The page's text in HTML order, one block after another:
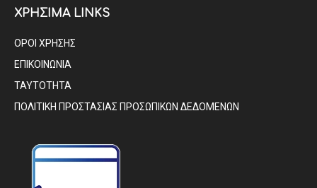
ΧΡΗΣΙΜΑ LINKS
ΟΡΟΙ ΧΡΗΣΗΣ
ΕΠΙΚΟΙΝΩΝΙΑ
ΤΑΥΤΟΤΗΤΑ
ΠΟΛΙΤΙΚΗ ΠΡΟΣΤΑΣΙΑΣ ΠΡΟΣΩΠΙΚΩΝ ΔΕΔΟΜΕΝΩΝ